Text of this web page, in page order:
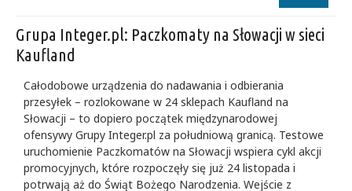
Grupa Integer.pl: Paczkomaty na Słowacji w sieci
Kaufland
Całodobowe urządzenia do nadawania i odbierania
przesyłek – rozlokowane w 24 sklepach Kaufland na
Słowacji – to dopiero początek międzynarodowej
ofensywy Grupy Integer.pl za południową granicą. Testowe
uruchomienie Paczkomatów na Słowacji wspiera cykl akcji
promocyjnych, które rozpoczęły się już 24 listopada i
potrwają aż do Świąt Bożego Narodzenia. Wejście z